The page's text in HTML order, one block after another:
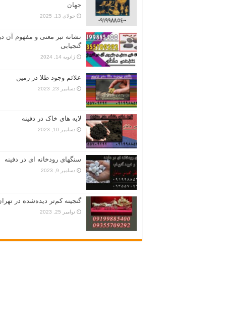
جهان
جولای 13, 2025
نشانه تبر معنی و مفهوم آن
گنجیابی
ژانویه 14, 2024
علائم وجود طلا در زمین
دسامبر 23, 2023
لایه های خاک در دفینه
دسامبر 10, 2023
سنگهای رودخانه ای در دفینه
دسامبر 9, 2023
گنجینه کم‌تر دیده‌شده در
نوامبر 25, 2023